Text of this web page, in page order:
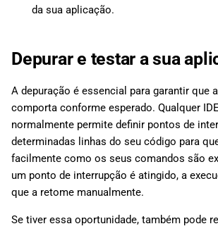
da sua aplicação.
Depurar e testar a sua
A depuração é essencial para garantir que
comporta conforme esperado. Qualquer
normalmente permite definir pontos de
determinadas linhas do seu código para
facilmente como os seus comandos são
um ponto de interrupção é atingido, a
que a retome manualmente.
Se tiver essa oportunidade, também pode